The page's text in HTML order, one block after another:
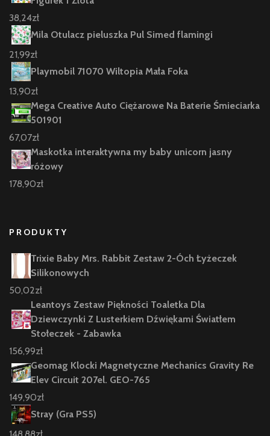
38,24zł
Mila Otulacz pieluszka Pul Simed flamingi
21,99zł
Playmobil 71070 Wiltopia Mała Foka
13,90zł
Mega Creative Auto Ciężarowe Na Baterie Śmieciarka
501901
67,07zł
Maskotka interaktywna my baby unicorn jasny
różowy
178,90zł
PRODUKTY
Trixie Baby Mrs. Rabbit Zestaw 2-Óch Łyżeczek
Silikonowych
50,02zł
Leantoys Zestaw Piękności Toaletka Dla
Dziewczynki Z Lusterkiem Dźwiękami Światłem
Stołeczek - Zabawka
156,99zł
Geomag Klocki Magnetyczne Mechanics Gravity Re
Elev Circuit 207el. GEO-765
149,90zł
Stray (Gra PS5)